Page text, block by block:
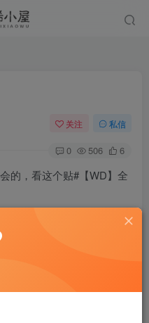
关注 私信
0 506 6
的，看这个贴#【WD】全
控添加节点的时候需要这